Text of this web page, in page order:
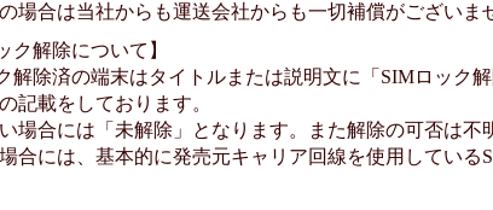
場合は当社からも運送会社からも一切補償がございま
ク解除について】
解除済の端末はタイトルまたは説明文に「SIMロック
記載をしております。
場合には「未解除」となります。また解除の可否は不
合には、基本的に発売元キャリア回線を使用している